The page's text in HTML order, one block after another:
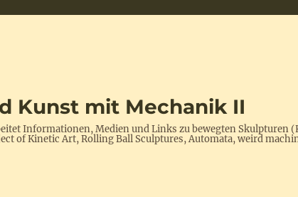
Kunst mit Mechanik II
Informationen, Medien und Links zu bewegten
of Kinetic Art, Rolling Ball Sculptures, Automata, weird